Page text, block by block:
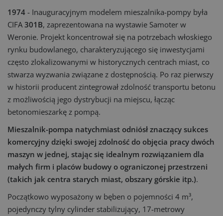
1974 - Inauguracyjnym modelem mieszalnika-pompy była
CIFA301B, zaprezentowana na wystawie Samoter w
Weronie. Projekt koncentrował się na potrzebach włoskiego
rynku budowlanego, charakteryzującego się inwestycjami
często zlokalizowanymi w historycznych centrach miast, co
stwarza wyzwania związane z dostępnością. Po raz pierwszy
w historii producent zintegrował zdolność transportu betonu
z możliwością jego dystrybucji na miejscu, łącząc
betonomieszarkę z pompą.
Mieszalnik-pompa natychmiast odniósł znaczący sukces
komercyjny dzięki swojej zdolność do objęcia pracy dwóch
maszyn w jednej, stając się idealnym rozwiązaniem dla
małych firm i placów budowy o ograniczonej przestrzeni
(takich jak centra starych miast, obszary górskie itp.).
Początkowo wyposażony w bęben o pojemności 4 m³,
pojedynczy tylny cylinder stabilizujący, 17-metrowy